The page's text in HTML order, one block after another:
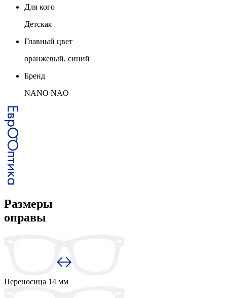
Для кого
Детская
Главный цвет
оранжевый, синий
Бренд
NANO NAO
Размеры
оправы
Переносица 14 мм